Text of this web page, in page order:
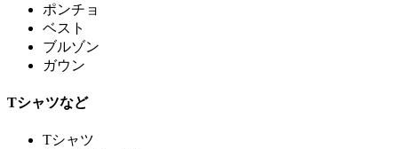
ポンチョ
ベスト
ブルゾン
ガウン
Tシャツなど
Tシャツ